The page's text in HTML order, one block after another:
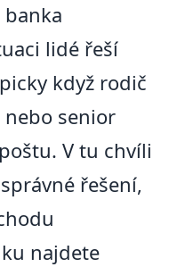
lidé řeší
když rodič
senior
V tu chvíli
řešení,
najdete